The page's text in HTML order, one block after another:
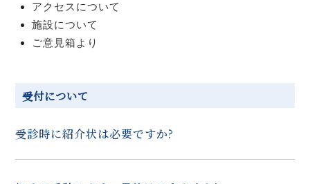
アクセスについて
施設について
ご意見箱より
受付について
受診時に紹介状は必要ですか?